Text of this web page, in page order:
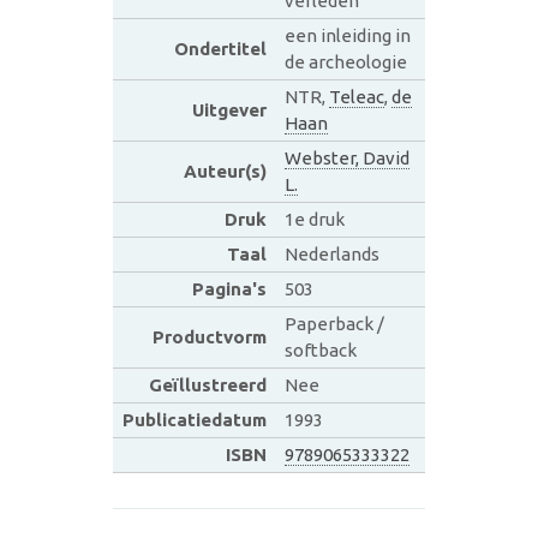
Ondertitel
een inleiding in
de archeologie
Uitgever
NTR, Teleac, de
Haan
Auteur(s)
Webster, David
L.
Druk
1e druk
Taal
Nederlands
Pagina's
503
Productvorm
Paperback /
softback
Geïllustreerd
Nee
Publicatiedatum
1993
ISBN
9789065333322